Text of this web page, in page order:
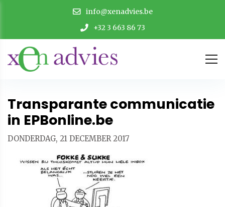
info@xenadvies.be
+32 3 663 86 73
Transparante communicatie
in EPBonline.be
DONDERDAG, 21 DECEMBER 2017